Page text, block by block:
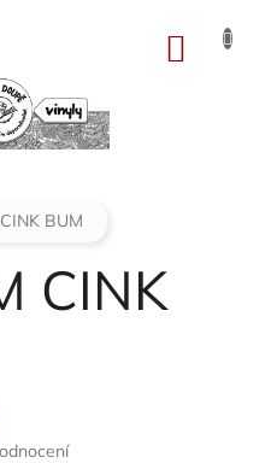
BUM
CINK